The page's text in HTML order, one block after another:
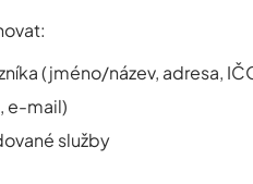
(jméno/název, adresa,
e-mail)
služby